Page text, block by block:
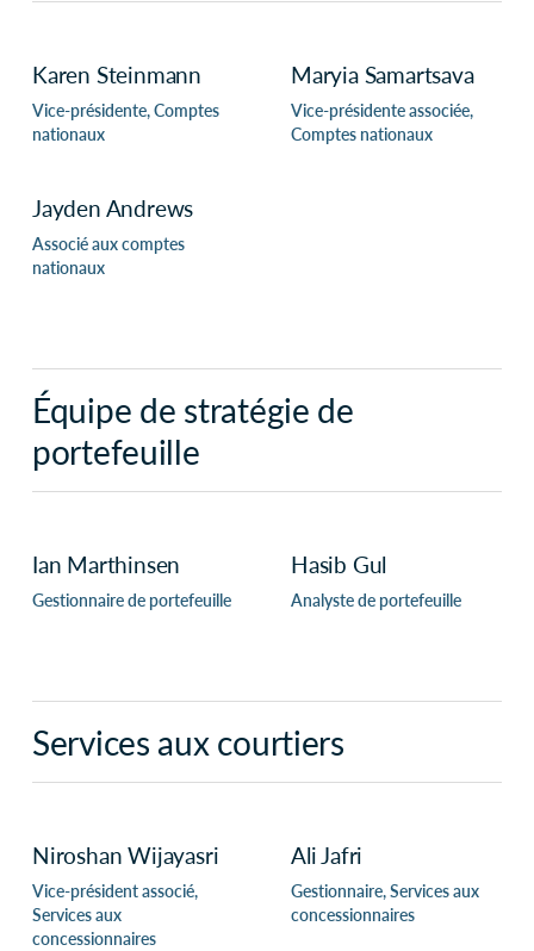
Karen Steinmann
Vice-présidente, Comptes
nationaux
Maryia Samartsava
Vice-présidente associée,
Comptes nationaux
Jayden Andrews
Associé aux comptes
nationaux
Équipe de stratégie de
portefeuille
Ian Marthinsen
Gestionnaire de portefeuille
Hasib Gul
Analyste de portefeuille
Services aux courtiers
Niroshan Wijayasri
Vice-président associé,
Services aux
concessionnaires
Ali Jafri
Gestionnaire, Services aux
concessionnaires